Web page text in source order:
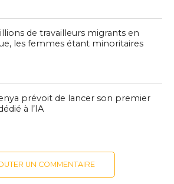
de travailleurs migrants en
les femmes étant minoritaires
prévoit de lancer son premier
à l’IA
UN COMMENTAIRE